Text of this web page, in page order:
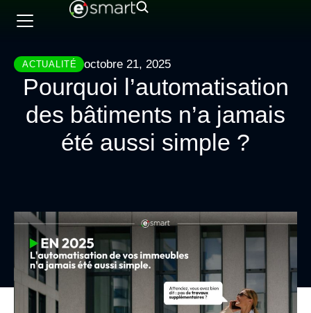
ACTUALITÉ octobre 21, 2025
Pourquoi l’automatisation
des bâtiments n’a jamais
été aussi simple ?